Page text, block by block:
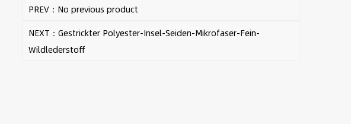
PREV：No previous product
NEXT：Gestrickter Polyester-Insel-Seiden-Mikrofaser-Fein-
Wildlederstoff